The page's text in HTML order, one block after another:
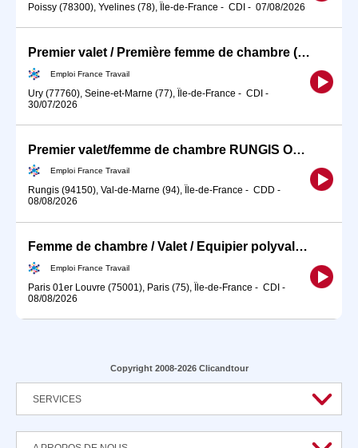
Poissy (78300), Yvelines (78), Île-de-France - CDI - 07/08/2026
Premier valet / Première femme de chambre (H/F)
Emploi France Travail
Ury (77760), Seine-et-Marne (77), Île-de-France - CDI -
30/07/2026
Premier valet/femme de chambre RUNGIS ORLY 94150 (H/F)
Emploi France Travail
Rungis (94150), Val-de-Marne (94), Île-de-France - CDD -
08/08/2026
Femme de chambre / Valet / Equipier polyvalent - Hôtel ultra luxe (H/F)
Emploi France Travail
Paris 01er Louvre (75001), Paris (75), Île-de-France - CDI -
08/08/2026
Copyright 2008-2026 Clicandtour
SERVICES